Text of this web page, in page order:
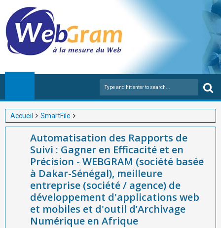
Accueil
SmartFile
Automatisation des Rapports de Suivi : Gagner en Efficacité et
en Précision - WEBGRAM (société basée à Dakar-Sénégal),
meilleure entreprise (société / agence) de développement
d'applications web et mobiles et d'outil d’Archivage Numérique
Automatisation des Rapports de
Suivi : Gagner en Efficacité et en
Précision - WEBGRAM (société basée
à Dakar-Sénégal), meilleure
entreprise (société / agence) de
développement d'applications web
et mobiles et d'outil d’Archivage
Numérique en Afrique